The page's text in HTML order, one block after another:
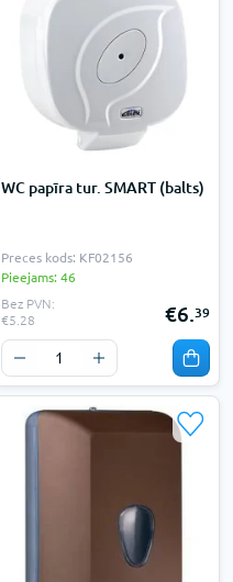
WC papīra tur. SMART (balts)
Preces kods: KF02156
Pieejams: 46
Bez PVN:
€5.28
€6.39